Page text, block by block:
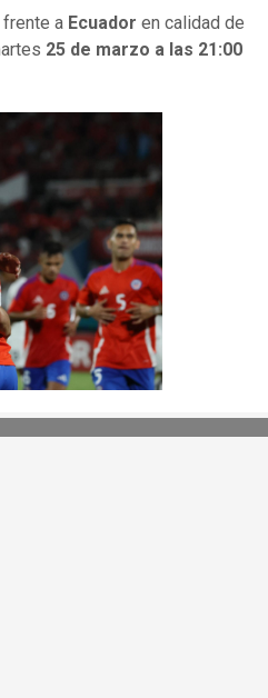
a Ecuador en calidad de
25 de marzo a las 21:00